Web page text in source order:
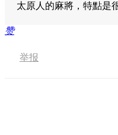
太原人的麻將，特點是
赞
举报